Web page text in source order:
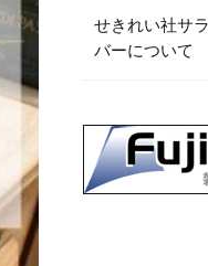
せきれい社サ
バーについて